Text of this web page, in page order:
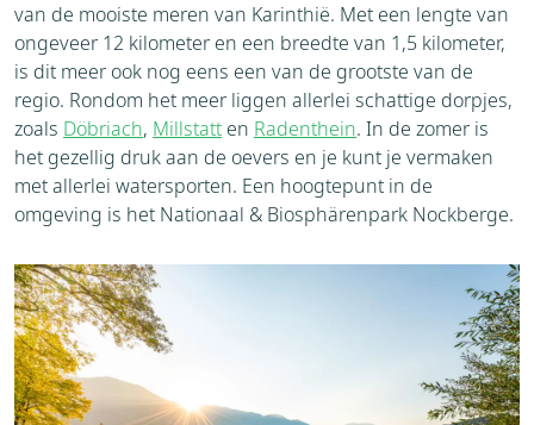
van de mooiste meren van Karinthië. Met een lengte van
ongeveer 12 kilometer en een breedte van 1,5 kilometer,
is dit meer ook nog eens een van de grootste van de
regio. Rondom het meer liggen allerlei schattige dorpjes,
zoals Döbriach, Millstatt en Radenthein. In de zomer is
het gezellig druk aan de oevers en je kunt je vermaken
met allerlei watersporten. Een hoogtepunt in de
omgeving is het Nationaal & Biosphärenpark Nockberge.